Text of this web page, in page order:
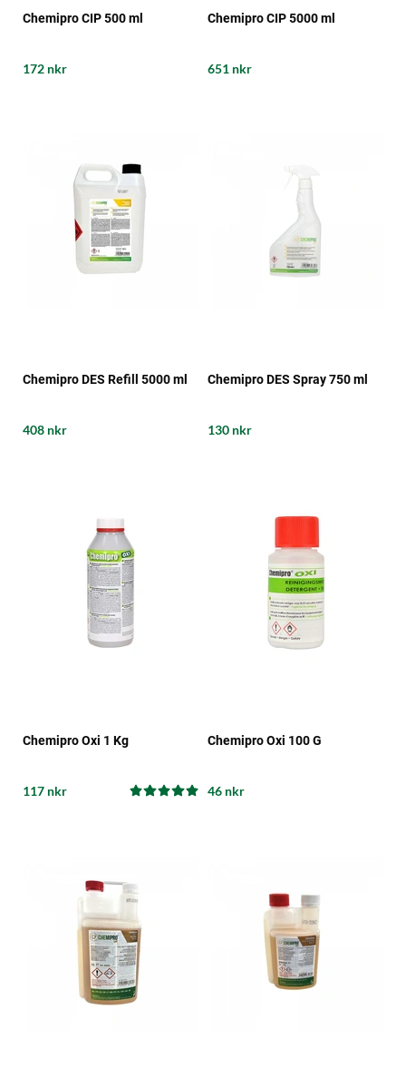
Chemipro CIP 500 ml
172 nkr
Chemipro CIP 5000 ml
651 nkr
Chemipro DES Refill 5000 ml
408 nkr
Chemipro DES Spray 750 ml
130 nkr
Chemipro Oxi 1 Kg
117 nkr
Chemipro Oxi 100 G
46 nkr